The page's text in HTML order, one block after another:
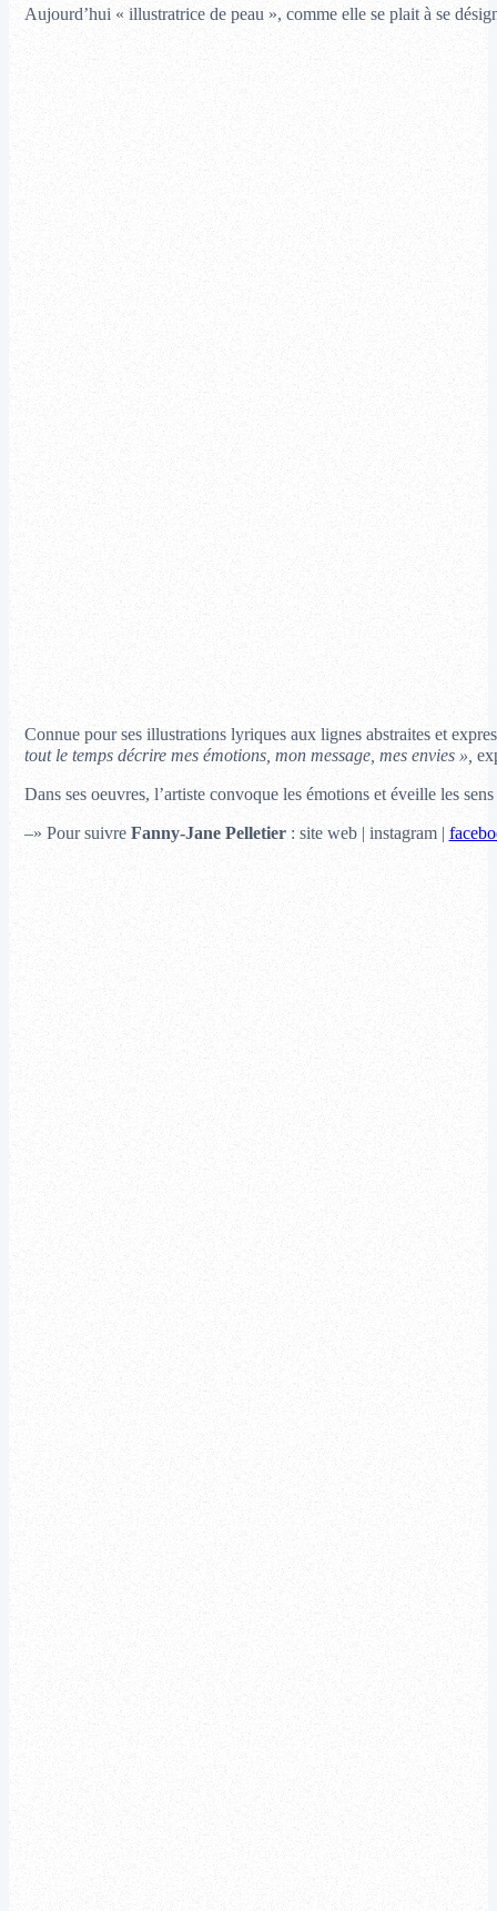
Aujourd’hui « illustratrice de peau », comme elle se plait à se
Connue pour ses illustrations lyriques aux lignes abstraites et
tout le temps décrire mes émotions, mon message, mes envies »,
Dans ses oeuvres, l’artiste convoque les émotions et éveille les
–» Pour suivre Fanny-Jane Pelletier: site web | instagram |